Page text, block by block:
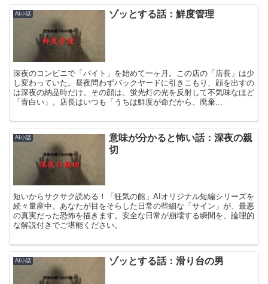
AI小話 ゾッとする話：鮮度管理
深夜のコンビニで「バイト」を始めて一ヶ月。この店の「店長」は少
し変わっていた。昼夜問わずバックヤードに引きこもり、顔を出すの
は深夜の納品時だけ。その顔は、蛍光灯の光を反射して不気味なほど
「青白い」。店長はいつも「うちは鮮度が命だから、廃棄...
AI小話
意味が分かると怖い話：深夜の親
切
短いからサクサク読める！「狂気の館」AIオリジナル短編シリーズを
続々量産中。あなたが目をそらした日常の些細な「サイン」が、最悪
の真実だった恐怖を描きます。安全な日常が崩壊する瞬間を、論理的
な解説付きでご堪能ください。
AI小話 ゾッとする話：滑り台の男